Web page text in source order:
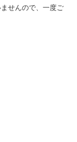
せんので、一度ご